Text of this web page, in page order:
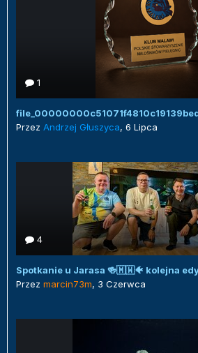
1
Przez Andrzej Głuszyca, 6 Lipca
4
Spotkanie u Jarasa 🍻🇲🇼🐠 kolejna
Przez marcin73m, 3 Czerwca